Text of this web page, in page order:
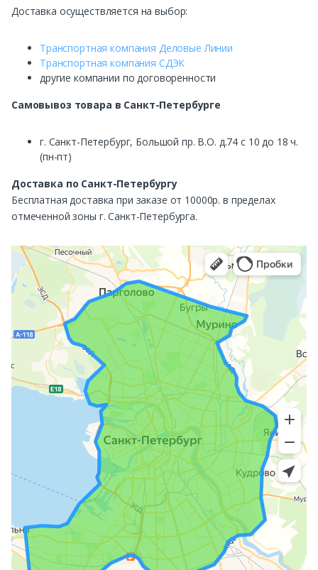
Доставка осуществляется на выбор:
Транспортная компания Деловые Линии
Транспортная компания СДЭК
другие компании по договоренности
Самовывоз товара в Санкт-Петербурге
г. Санкт-Петербург, Большой пр. В.О. д.74 с 10 до 18 ч.
(пн-пт)
Доставка по Санкт-Петербургу
Бесплатная доставка при заказе от 10000р. в пределах
отмеченной зоны г. Санкт-Петербурга.